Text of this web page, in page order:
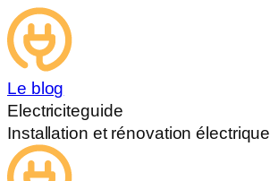
Le blog
Electriciteguide
Installation et rénovation électrique